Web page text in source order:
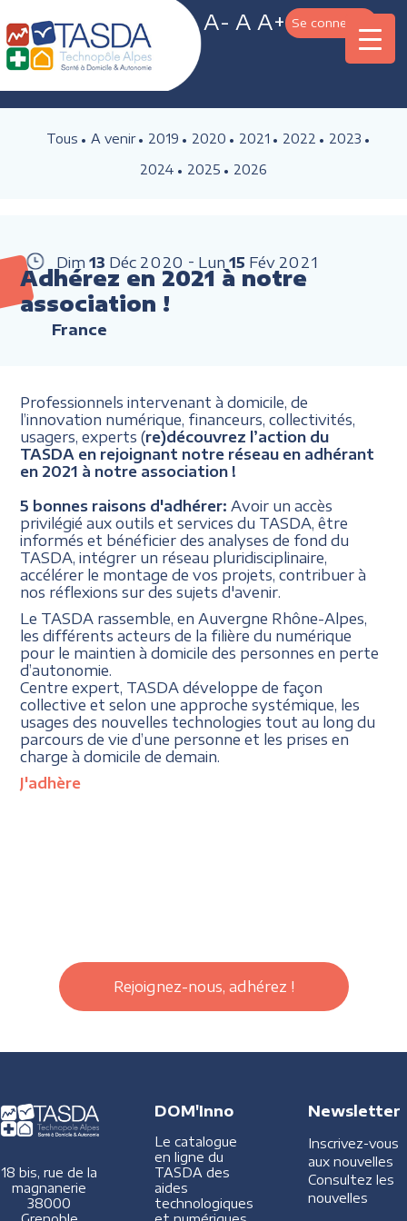
A- A A+ Se connecter
Tous A venir 2019 2020 2021 2022
2023
2024
2025 2026
Dim 13 Déc 2020 Lun 15 Fév 2021
Adhérez en 2021 à notre
association !
France
Professionnels intervenant à domicile, de
l’innovation numérique, financeurs, collectivités,
usagers, experts (re)découvrez l’action du
TASDA en rejoignant notre réseau en adhérant
en 2021 à notre association !
5 bonnes raisons d'adhérer: Avoir un accès
privilégié aux outils et services du TASDA, être
informés et bénéficier des analyses de fond du
TASDA, intégrer un réseau pluridisciplinaire,
accélérer le montage de vos projets, contribuer à
nos réflexions sur des sujets d'avenir.
Le TASDA rassemble, en Auvergne Rhône-Alpes,
les différents acteurs de la filière du numérique
pour le maintien à domicile des personnes en perte
d’autonomie.
Centre expert, TASDA développe de façon
collective et selon une approche systémique, les
usages des nouvelles technologies tout au long du
parcours de vie d’une personne et les prises en
charge à domicile de demain.
J'adhère
Rejoignez-nous, adhérez !
18 bis, rue de la
magnanerie
38000
DOM'Inno
Le catalogue
en ligne du
TASDA des
aides
technologiques
Newsletter
Inscrivez-vous
aux nouvelles
Consultez les
nouvelles